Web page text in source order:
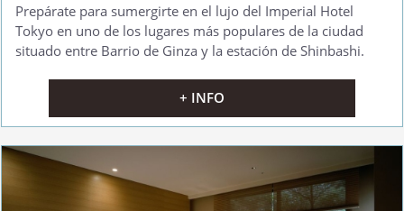
Prepárate para sumergirte en el lujo del Imperial Hotel
Tokyo en uno de los lugares más populares de la ciudad
situado entre Barrio de Ginza y la estación de Shinbashi.
+ INFO